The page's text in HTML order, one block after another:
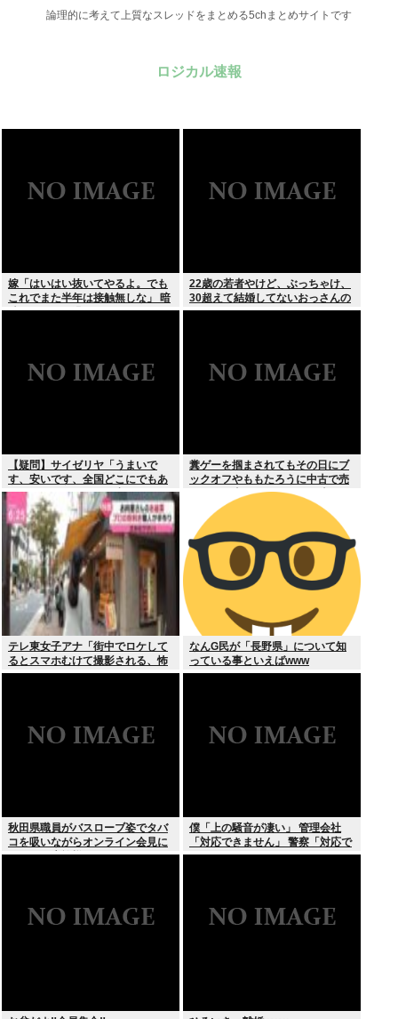
論理的に考えて上質なスレッドをまとめる5chまとめサイトです
ロジカル速報
嫁「はいはい抜いてやるよ。でも
これでまた半年は接触無しな」 暗
黙のこれツラ過ぎるだろ
22歳の若者やけど、ぶっちゃけ、
30超えて結婚してないおっさんの
こと見下してる
【疑問】サイゼリヤ「うまいで
す、安いです、全国どこにでもあ
ります」←こいつの弱点
糞ゲーを掴まされてもその日にブ
ックオフやももたろうに中古で売
りつける事ができなくなる時代に
テレ東女子アナ「街中でロケして
るとスマホむけて撮影される、怖
いからやめてね」
なんG民が「長野県」について知
っている事といえばwww
秋田県職員がバスローブ姿でタバ
コを吸いながらオンライン会見に
どこのお貴族様だよw
僕「上の騒音が凄い」 管理会社
「対応できません」 警察「対応で
きません」